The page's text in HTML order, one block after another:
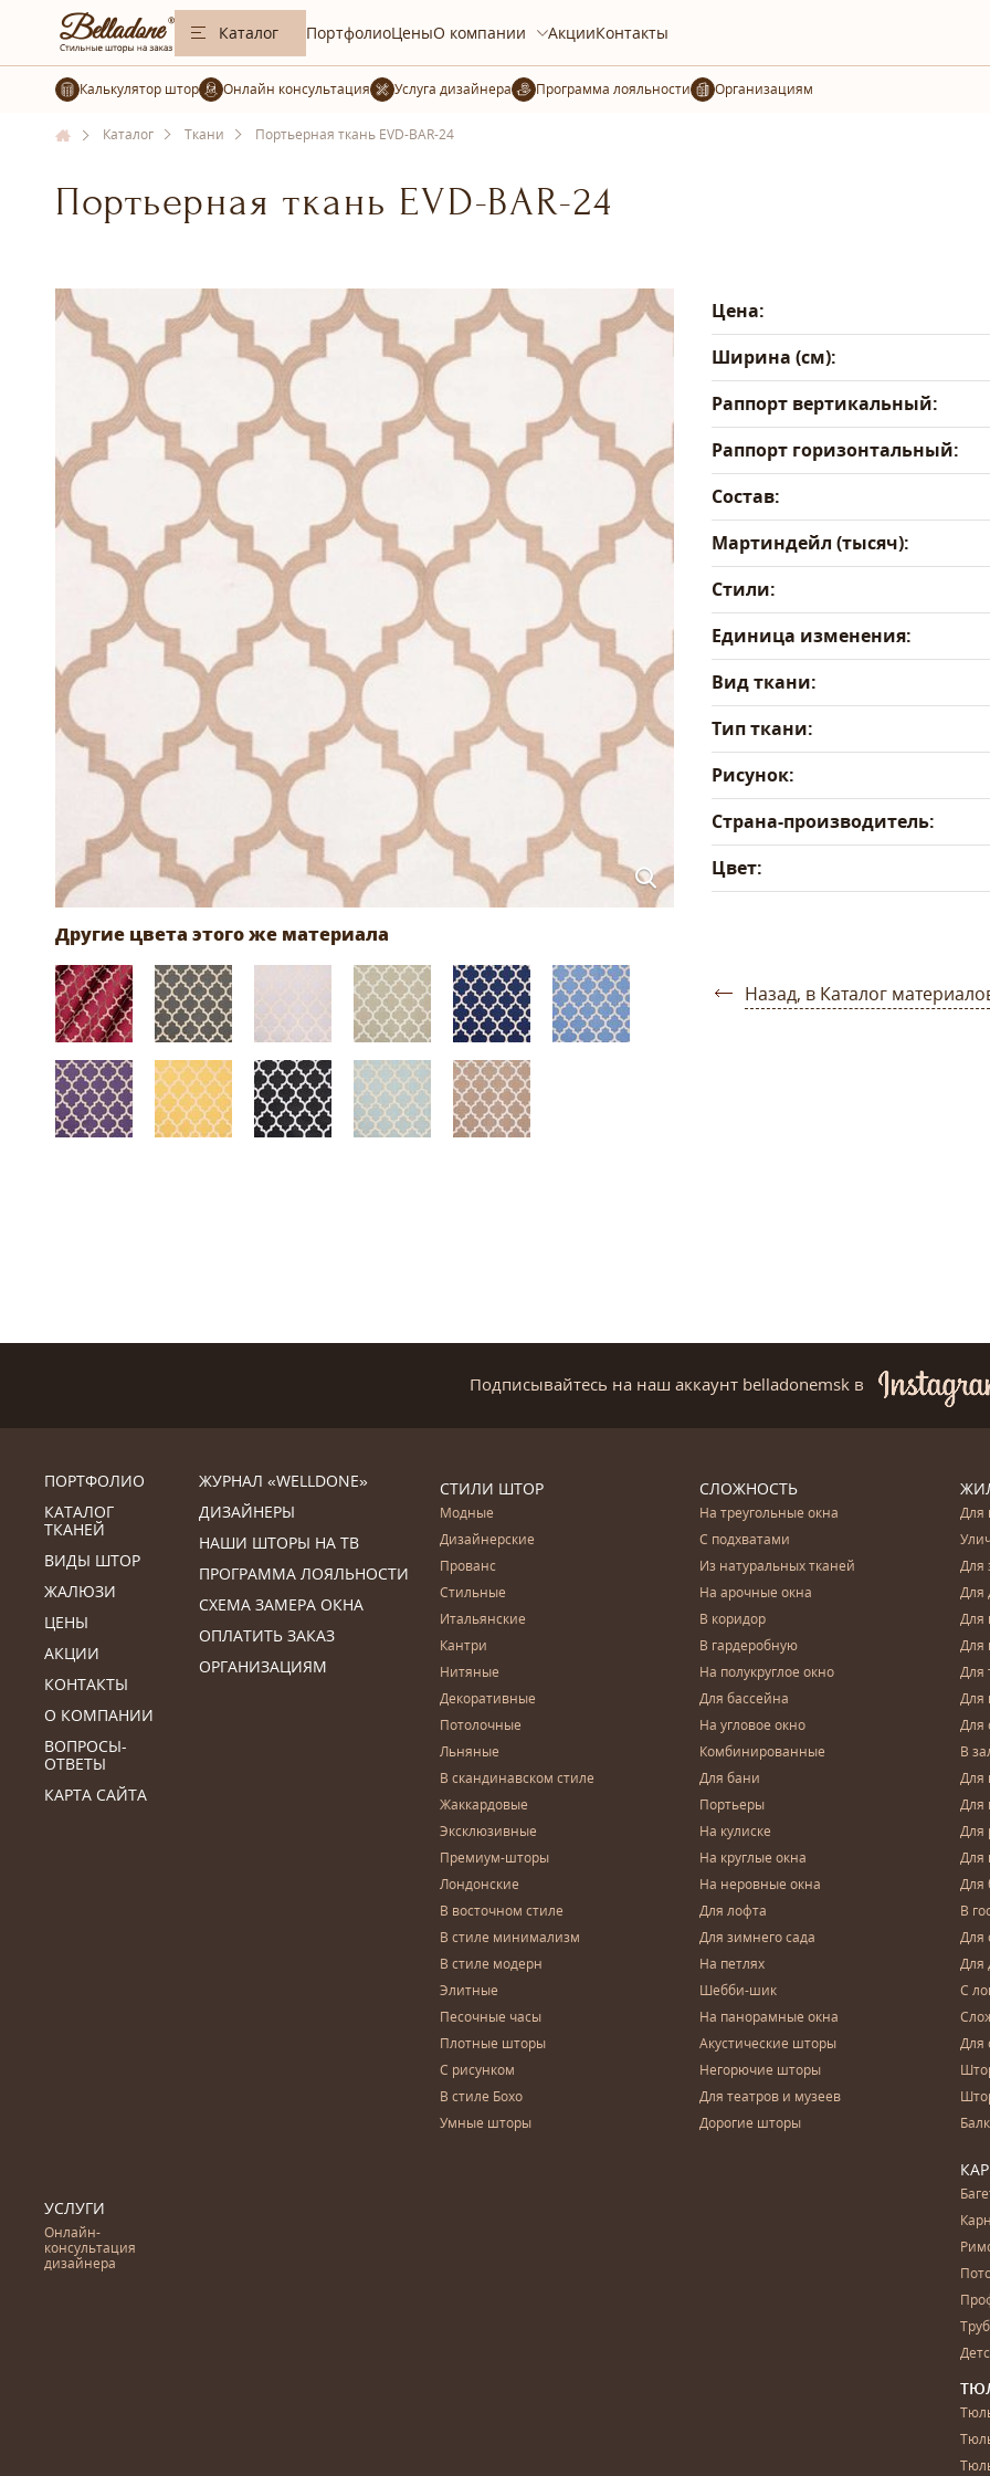
Каталог ПортфолиоЦеныО компании АкцииКонтакты
Калькулятор штор Услуга дизайнера Организациям
Каталог Ткани Портьерная ткань EVD-BAR-24
Портьерная ткань EVD-BAR-24
Цена:
Ширина (см):
Раппорт вертикальный:
Раппорт горизонтальный:
Состав:
Мартиндейл (тысяч):
Стили:
Единица изменения:
Вид ткани:
Тип ткани:
Рисунок:
Страна-производитель:
Цвет:
Назад, в Каталог
Подписывайтесь на наш аккаунт belladonemsk в
ПОРТФОЛИО
КАТАЛОГ
ТКАНЕЙ
ВИДЫ ШТОР
ЖАЛЮЗИ
ЦЕНЫ
АКЦИИ
КОНТАКТЫ
О КОМПАНИИ
ВОПРОСЫ-
ОТВЕТЫ
КАРТА САЙТА
ЖУРНАЛ «WELLDONE»
ДИЗАЙНЕРЫ
НАШИ ШТОРЫ НА ТВ
ПРОГРАММА ЛОЯЛЬНОСТИ
СХЕМА ЗАМЕРА ОКНА
ОПЛАТИТЬ ЗАКАЗ
ОРГАНИЗАЦИЯМ
УСЛУГИ
Онлайн-
консультация
дизайнера
СТИЛИ ШТОР
Модные
Дизайнерские
Прованс
Стильные
Итальянские
Кантри
Нитяные
Декоративные
Потолочные
Льняные
В скандинавском стиле
Жаккардовые
Эксклюзивные
Премиум-шторы
Лондонские
В восточном стиле
В стиле минимализм
В стиле модерн
Элитные
Песочные часы
Плотные шторы
С рисунком
В стиле Бохо
Умные шторы
СЛОЖНОСТЬ
На треугольные окна
С подхватами
Из натуральных тканей
На арочные окна
В коридор
В гардеробную
На полукруглое окно
Для бассейна
На угловое окно
Комбинированные
Для бани
Портьеры
На кулиске
На круглые окна
На неровные окна
Для лофта
Для зимнего сада
На петлях
Шебби-шик
На панорамные окна
Акустические шторы
Негорючие шторы
Для театров и музеев
Дорогие шторы
Для
Для
Для
Для
Для
Для
Для
Для
В
Для
Для
Для
Для
Для
В
Для
Для
С
Для